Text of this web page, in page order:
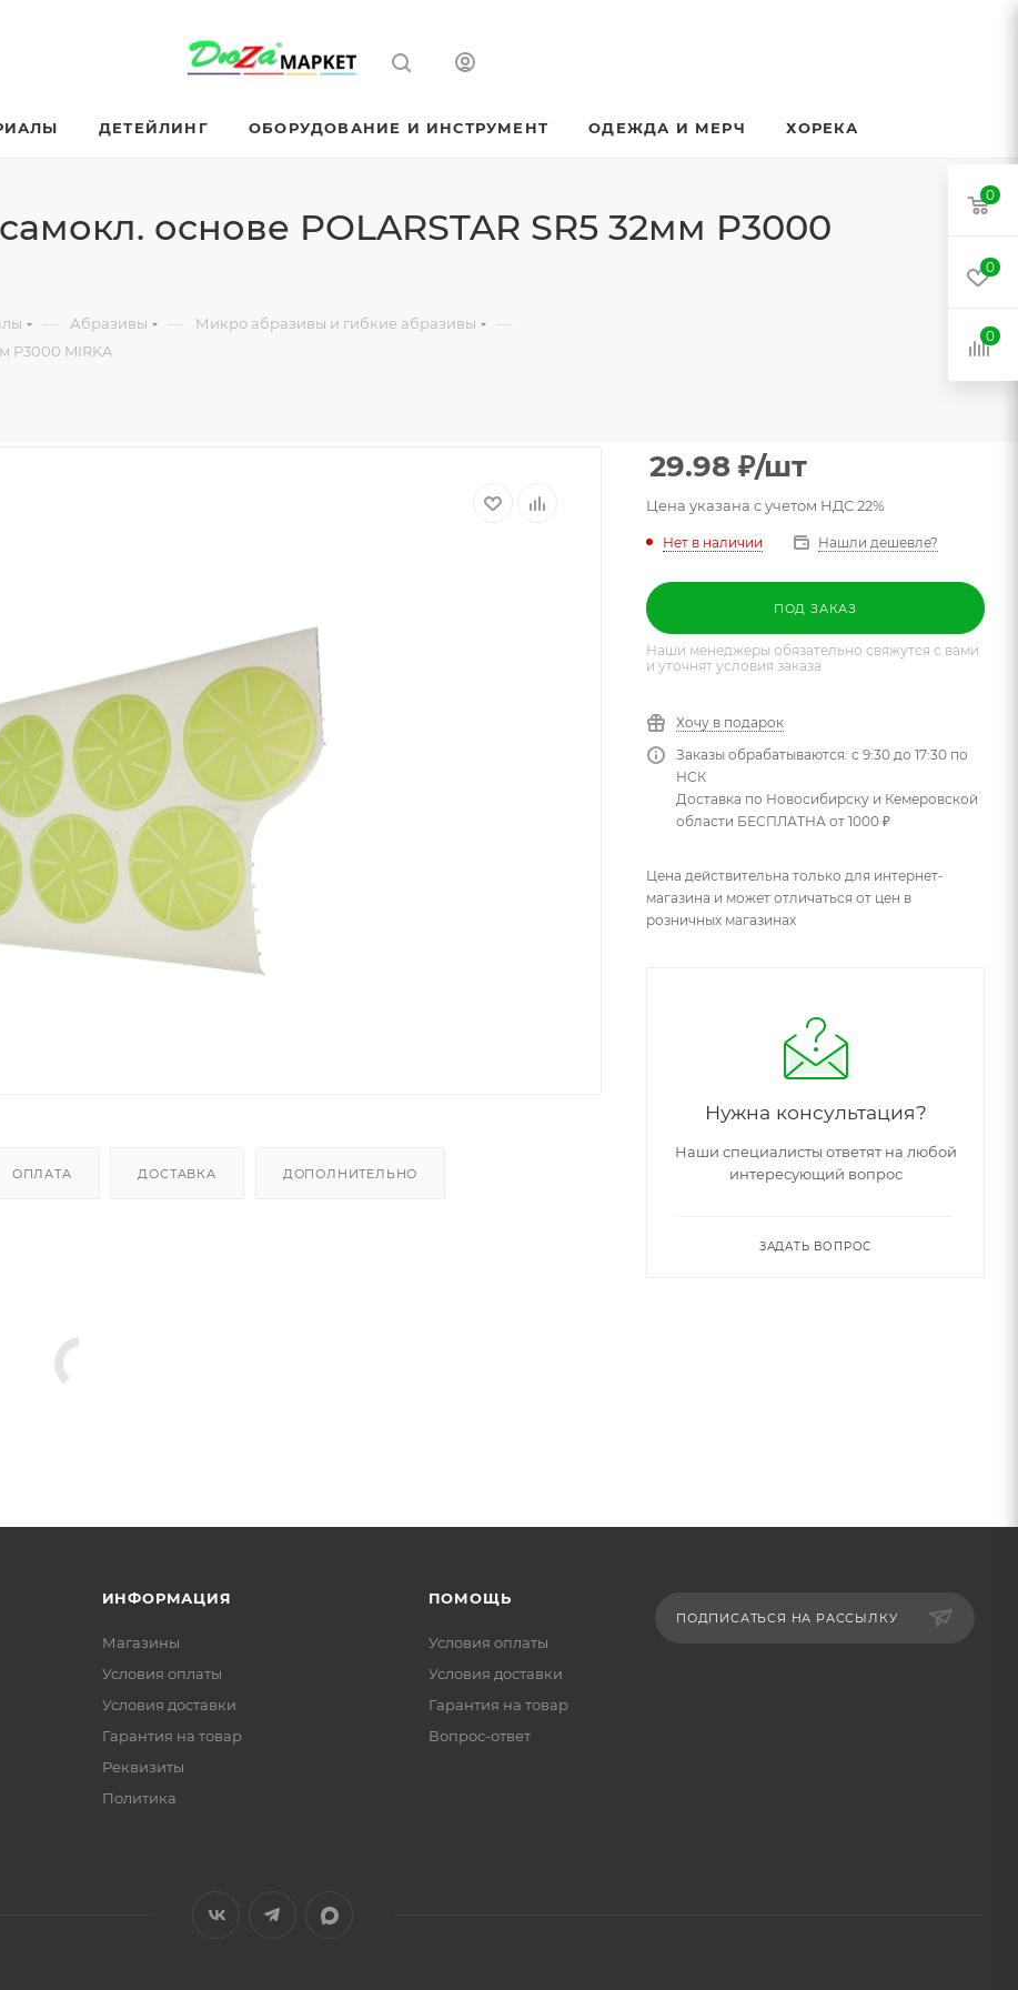
ДЕТЕЙЛИНГ ОБОРУДОВАНИЕ И ИНСТРУМЕНТ ОДЕЖДА И МЕРЧ ХОРЕКА
основе POLARSTAR SR5 32мм P3000
— Абразивы — Микро абразивы и гибкие абразивы —
P3000 MIRKA
ОПЛАТА ДОСТАВКА ДОПОЛНИТЕЛЬНО
29.98 ₽/шт
Цена указана с учетом НДС 22%
Нет в наличии Нашли дешевле?
ПОД ЗАКАЗ
Наши менеджеры обязательно свяжутся с вами
и уточнят условия заказа
Хочу в подарок
Заказы обрабатываются: с 9:30 до 17:30 по
НСК
Доставка по Новосибирску и Кемеровской
области БЕСПЛАТНА от 1000 ₽
Цена действительна только для интернет-
магазина и может отличаться от цен в
розничных магазинах
Нужна консультация?
Наши специалисты ответят на любой
интересующий вопрос
ЗАДАТЬ ВОПРОС
ИНФОРМАЦИЯ
Магазины
Условия оплаты
Условия доставки
Гарантия на товар
Реквизиты
Политика
ПОМОЩЬ
Условия оплаты
Условия доставки
Гарантия на товар
Вопрос-ответ
ПОДПИСАТЬСЯ НА РАССЫЛКУ
0
0
0